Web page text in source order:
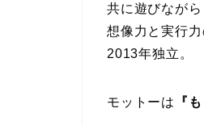
共に遊びながら
想像力と実行
2013年独立。
モットーは 『